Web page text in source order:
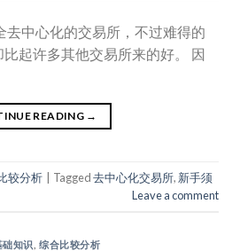
去中心化的交易所，不过难得的
起许多其他交易所来的好。 因
READING →
较分析 Tagged去中心化交易所, 新手须
Leave a comment
础知识 ,综合比较分析